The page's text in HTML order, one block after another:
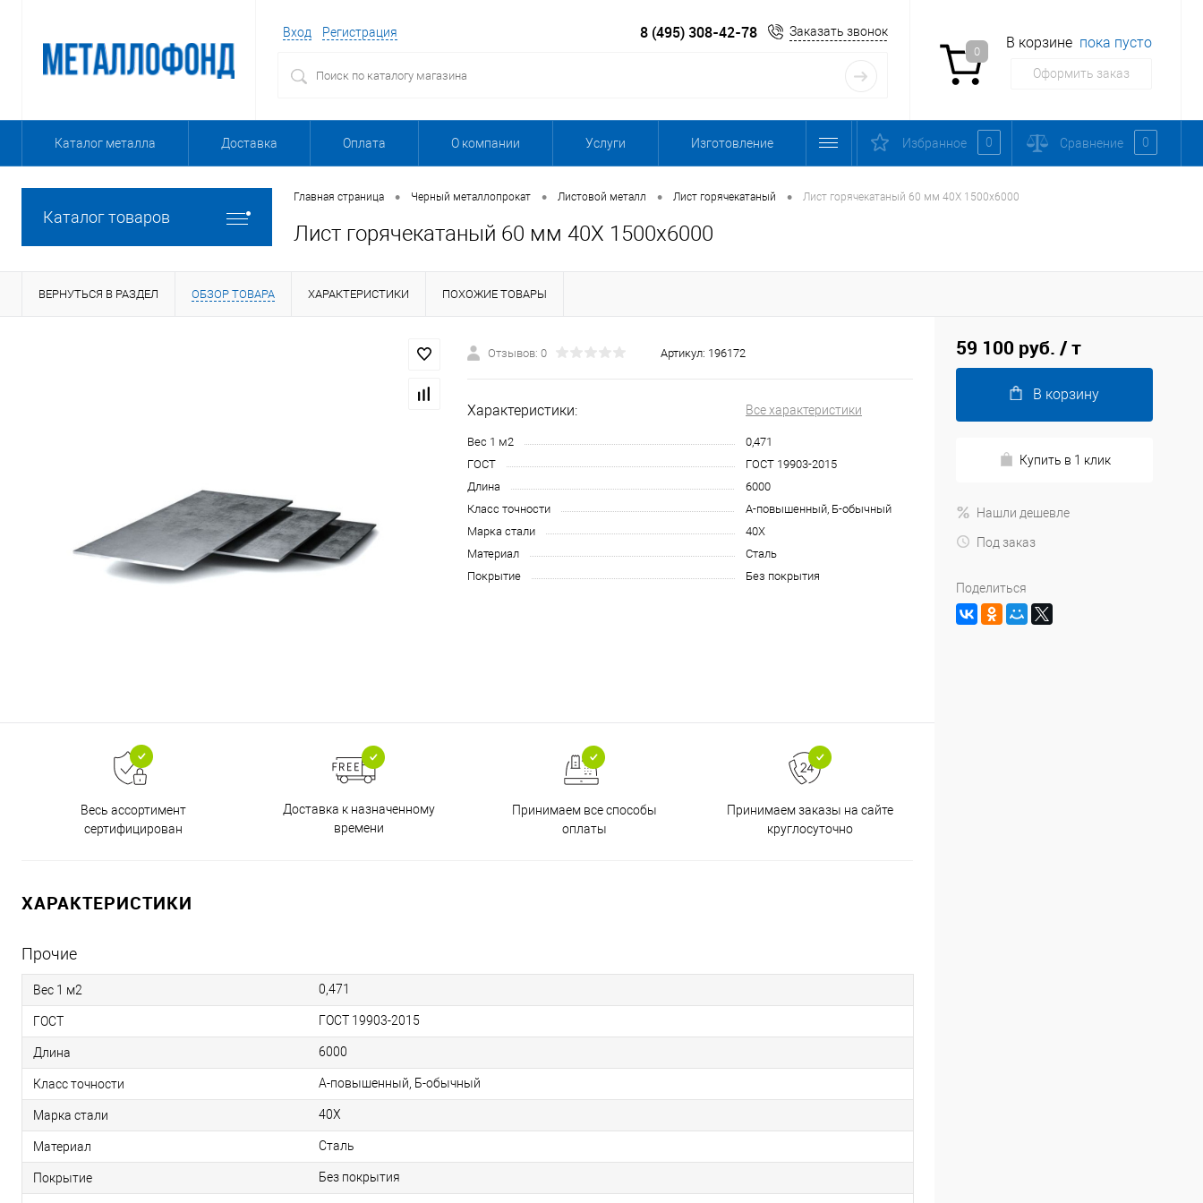
Вход Регистрация 8 (495) 308-42-78 Заказать звонок
0
В корзине пока пусто
Оформить заказ
Каталог металла Доставка Оплата О компании Услуги Изготовление Избранное 0 Сравнение 0
Каталог товаров
Главная страница • Черный металлопрокат • Листовой металл • Лист горячекатаный • Лист горячекатаный 60 мм 40Х 1500х6000
Лист горячекатаный 60 мм 40Х 1500х6000
ВЕРНУТЬСЯ В РАЗДЕЛ ОБЗОР ТОВАРА ХАРАКТЕРИСТИКИ ПОХОЖИЕ ТОВАРЫ
Отзывов: 0 Артикул: 196172
Характеристики: Все характеристики
Вес 1 м2
0,471
ГОСТ
ГОСТ 19903-2015
Длина
6000
Класс точности
А-повышенный, Б-обычный
Марка стали
40Х
Материал
Сталь
Покрытие
Без покрытия
Весь ассортимент
сертифицирован
Доставка к назначенному
времени
Принимаем все способы
оплаты
Принимаем заказы на сайте
круглосуточно
ХАРАКТЕРИСТИКИ
Прочие
Вес 1 м2 0,471
ГОСТ ГОСТ 19903-2015
Длина 6000
Класс точности А-повышенный, Б-обычный
Марка стали 40Х
Материал Сталь
Покрытие Без покрытия
59 100 руб. / т
В корзину
Купить в 1 клик
Нашли дешевле
Под заказ
Поделиться